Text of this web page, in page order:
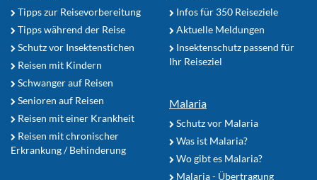
Tipps zur Reisevorbereitung
Tipps während der Reise
Schutz vor Insektenstichen
Reisen mit Kindern
Schwanger auf Reisen
Senioren auf Reisen
Reisen mit einer Krankheit
Reisen mit chronischer
Erkrankung / Behinderung
Infos für 350 Reiseziele
Aktuelle Meldungen
Insektenschutz passend für
Ihr Reiseziel
Malaria
Schutz vor Malaria
Was ist Malaria?
Wo gibt es Malaria?
Malaria - Übertragung